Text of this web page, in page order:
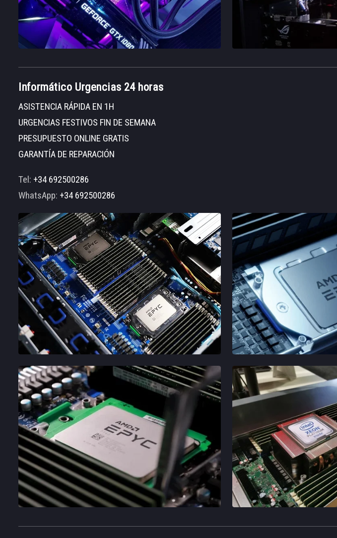
Informático Urgencias 24 horas
ASISTENCIA RÁPIDA EN 1H
URGENCIAS FESTIVOS FIN DE SEMANA
PRESUPUESTO ONLINE GRATIS
GARANTÍA DE REPARACIÓN
Tel: +34 692500286
WhatsApp: +34 692500286